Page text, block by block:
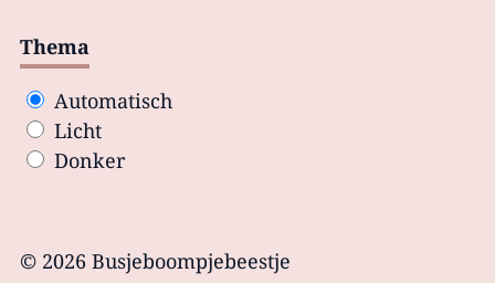
Thema
Automatisch
Licht
Donker
© 2026 Busjeboompjebeestje